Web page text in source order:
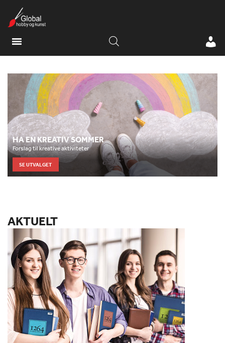
HA EN KREATIV SOMMER
Forslag til kreative aktiviteter
SE UTVALGET
AKTUELT